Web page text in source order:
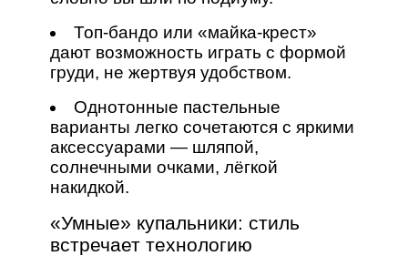
Топ‑бандо или «майка‑крест»
дают возможность играть с формой
груди, не жертвуя удобством.
Однотонные пастельные
варианты легко сочетаются с яркими
аксессуарами — шляпой,
солнечными очками, лёгкой
накидкой.
«Умные» купальники: стиль
встречает технологию